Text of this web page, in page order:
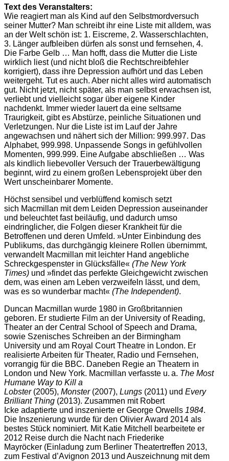
Text des Veranstalters:
Wie reagiert man als Kind auf den Selbstmordversuch
seiner Mutter? Man schreibt ihr eine Liste mit alldem, was
an der Welt schön ist: 1. Eiscreme, 2. Wasserschlachten,
3. Länger aufbleiben dürfen als sonst und fernsehen, 4.
Die Farbe Gelb … Man hofft, dass die Mutter die Liste
wirklich liest (und nicht bloß die Rechtschreibfehler
korrigiert), dass ihre Depression aufhört und das Leben
weitergeht. Tut es auch. Aber nicht alles wird automatisch
gut. Nicht jetzt, nicht später, als man selbst erwachsen ist,
verliebt und vielleicht sogar über eigene Kinder
nachdenkt. Immer wieder lauert da eine seltsame
Traurigkeit, gibt es Abstürze, peinliche Situationen und
Verletzungen. Nur die Liste ist im Lauf der Jahre
angewachsen und nähert sich der Million: 999.997. Das
Alphabet, 999.998. Unpassende Songs in gefühlvollen
Momenten, 999.999. Eine Aufgabe abschließen … Was
als kindlich liebevoller Versuch der Trauerbewältigung
beginnt, wird zu einem großen Lebensprojekt über den
Wert unscheinbarer Momente.
Höchst sensibel und verblüffend komisch setzt
sich Macmillan mit dem Leiden Depression auseinander
und beleuchtet fast beiläufig, und dadurch umso
eindringlicher, die Folgen dieser Krankheit für die
Betroffenen und deren Umfeld. »Unter Einbindung des
Publikums, das durchgängig kleinere Rollen übernimmt,
verwandelt Macmillan mit leichter Hand angebliche
Schreckgespenster in Glücksfälle« (The New York
Times) und »findet das perfekte Gleichgewicht zwischen
dem, was einen am Leben verzweifeln lässt, und dem,
was es so wunderbar macht« (The Independent).
Duncan Macmillan wurde 1980 in Großbritannien
geboren. Er studierte Film an der University of Reading,
Theater an der Central School of Speech and Drama,
sowie Szenisches Schreiben an der Birmingham
University und am Royal Court Theatre in London. Er
realisierte Arbeiten für Theater, Radio und Fernsehen,
vorrangig für die BBC. Daneben Regie an Theatern in
London und New York. Macmillan verfasste u. a. The Most
Humane Way to Kill a
Lobster(2005), Monster (2007), Lungs (2011) und Every
Brilliant Thing (2013). Zusammen mitRobert
Icke adaptierte und inszenierte er George Orwells 1984.
Die Inszenierung wurde für den Olivier Award 2014 als
bestes Stück nominiert. Mit Katie Mitchell
bearbeitete er
2012 Reise durch die Nachtnach Friederike
Mayröcker (Einladung zum Berliner Theatertreffen 2013,
zum Festival d’Avignon 2013 und Auszeichnung mit dem